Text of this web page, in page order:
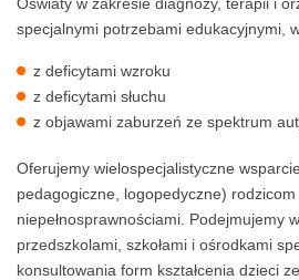
Oświaty w zakresie diagnozy, terapii i
specjalnymi potrzebami edukacyjnymi,
z deficytami wzroku
z deficytami słuchu
z objawami zaburzeń ze spektrum
Oferujemy wielospecjalistyczne
pedagogiczne, logopedyczne)
niepełnosprawnościami. Podejmujemy
przedszkolami, szkołami i ośrodkami
konsultowania form kształcenia dzieci